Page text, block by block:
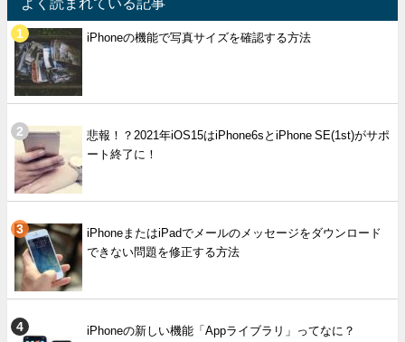
よく読まれている記事
iPhoneの機能で写真サイズを確認する方法
悲報！？2021年iOS15はiPhone6sとiPhone SE(1st)がサポ
ート終了に！
iPhoneまたはiPadでメールのメッセージをダウンロード
できない問題を修正する方法
iPhoneの新しい機能「Appライブラリ」ってなに？